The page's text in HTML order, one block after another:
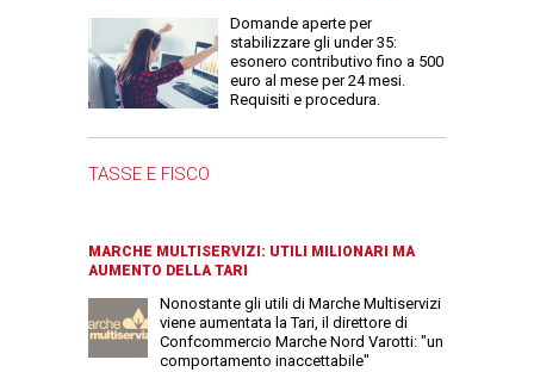
Domande aperte per
stabilizzare gli under 35:
esonero contributivo fino a 500
euro al mese per 24 mesi.
Requisiti e procedura.
TASSE E FISCO
MARCHE MULTISERVIZI: UTILI MILIONARI MA
AUMENTO DELLA TARI
Nonostante gli utili di Marche Multiservizi
viene aumentata la Tari, il direttore di
Confcommercio Marche Nord Varotti: "un
comportamento inaccettabile"